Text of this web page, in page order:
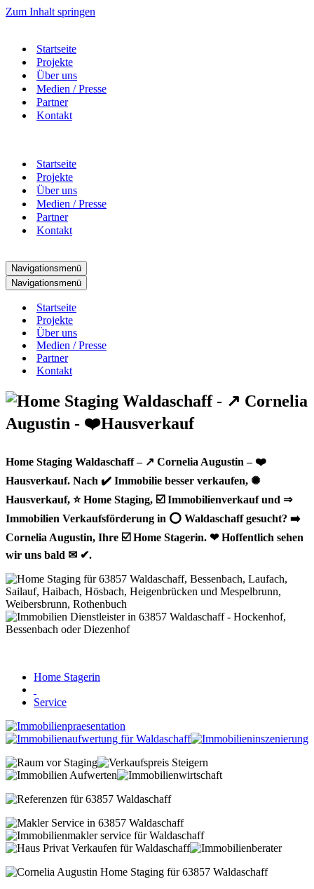
Zum Inhalt springen
Startseite
Projekte
Über uns
Medien / Presse
Partner
Kontakt
Startseite
Projekte
Über uns
Medien / Presse
Partner
Kontakt
Navigationsmenü
Navigationsmenü
Startseite
Projekte
Über uns
Medien / Presse
Partner
Kontakt
Home Staging Waldaschaff – ↗️ Cornelia Augustin – ❤️
Hausverkauf. Nach ✔️ Immobilie besser verkaufen, ✺
Hausverkauf, ⭐ Home Staging, ☑️ Immobilienverkauf und ⇒
Immobilien Verkaufsförderung in ⭕ Waldaschaff gesucht? ➡️
Cornelia Augustin, Ihre ☑️ Home Stagerin. ❤ Hoffentlich sehen
wir uns bald ✉ ✔.
Home Stagerin
Service